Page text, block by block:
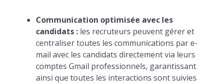
Communication optimisée avec les
candidats :les recruteurs peuvent gérer et
centraliser toutes les communications par e-
mail avec les candidats directement via leurs
comptes Gmail professionnels, garantissant
ainsi que toutes les interactions sont suivies